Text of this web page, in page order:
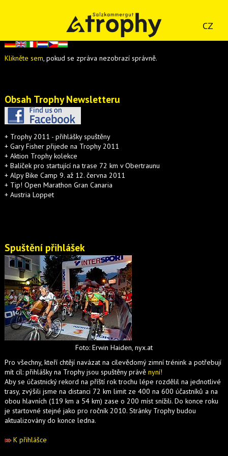
CZ
Klikněte sem, pokud se zpráva nezobrazí správně.
Obsah Trophy Newsletteru
+ Trophy 2011 - přihlášky spuštěny
+ Gary Fisher přijede na Trophy 2011
+ Aktion Trophy kolekce
+ Balíček pro startující na trase 72 km v Obertraunu
+ Alpy Bike Camp 9. až 12. června 2011
+ Tip! Open Marathon Gran Canaria
+ Austria Loppet
Spuštění přihlášek
Foto: Erwin Haiden, nyx.at
Pro všechny, kteří chtějí navázat na cílevědomý zimní trénink a potřebují
mít cíl: přihlášky na Trophy jsou spuštěny právě nyní!
Aby se účastnický rekord na příští rok trochu lépe rozdělil na jednotlivé
trasy, zvýšili jsme na distanci 72 km limit ze 400 na 600 účastníků a na
obou hlavních (119 km a 54 km) zase o 200 míst snížili. Do konce roku
je startovné stejné jako pro ročník 2010. Stránky Trophy budou
aktualizovány do konce ledna.
K přihlášce